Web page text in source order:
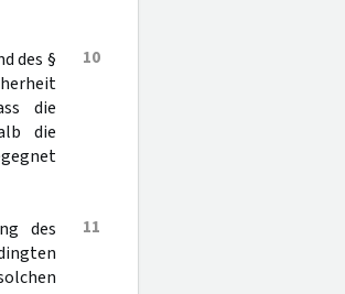
10
des §
die
die
11
des